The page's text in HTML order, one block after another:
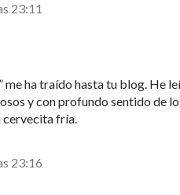
23:11
me ha traído hasta tu blog. He
y con profundo sentido de
cervecita fría.
23:16